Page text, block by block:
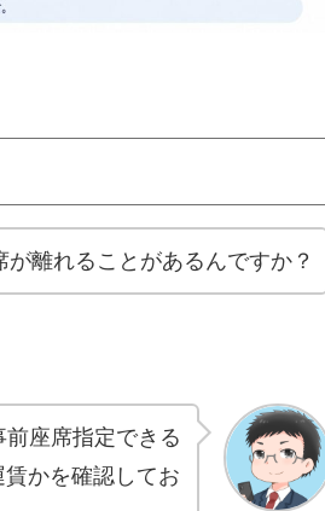
離れることがあるんですか？
座席指定できる
かを確認してお